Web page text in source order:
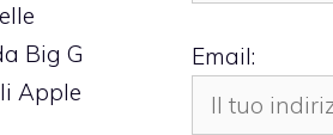
Big G
Apple
Email: